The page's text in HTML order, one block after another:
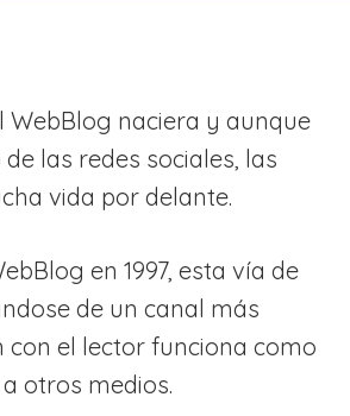
WebBlog naciera y aunque
las redes sociales, las
vida por delante.
en 1997, esta vía de
de un canal más
con el lector funciona como
otros medios.